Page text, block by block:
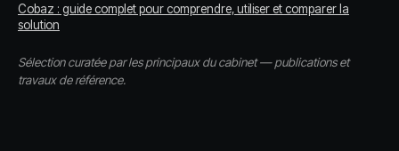
Cobaz : guide complet pour comprendre, utiliser et comparer la
solution
Sélection curatée par les principaux du cabinet — publications et
travaux de référence.